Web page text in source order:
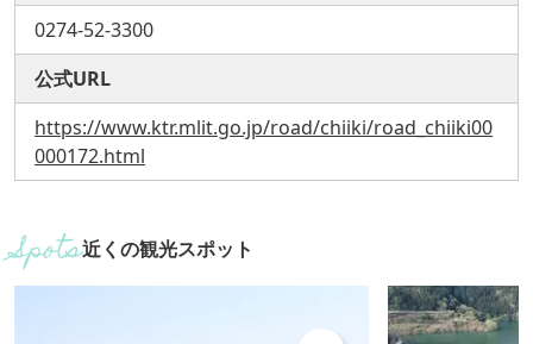
0274-52-3300
公式URL
https://www.ktr.mlit.go.jp/road/chiiki/road_chiiki00
000172.html
近くの観光スポット